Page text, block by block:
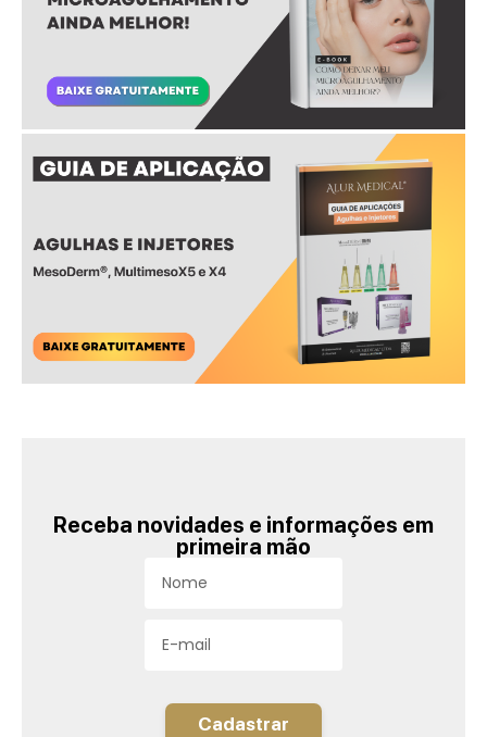
Receba novidades e informações em
primeira mão
Cadastrar